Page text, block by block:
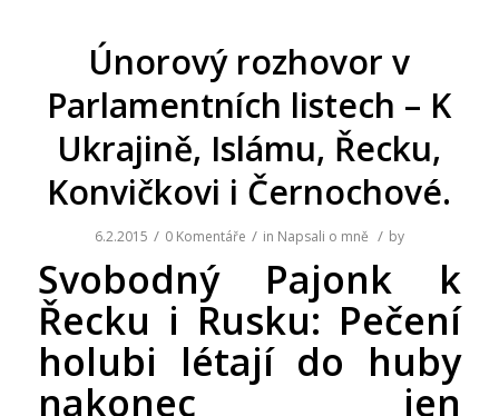
Únorový rozhovor v
Parlamentních listech – K
Ukrajině, Islámu, Řecku,
Konvičkovi i Černochové.
6.2.2015 / 0 Komentáře / in Napsali o mně / by
Svobodný Pajonk k
Řecku i Rusku: Pečení
holubi létají do huby
nakonec jen